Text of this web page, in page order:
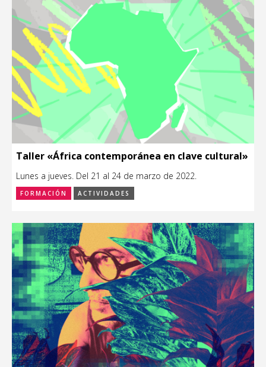
Taller «África contemporánea en clave cultural»
Lunes a jueves. Del 21 al 24 de marzo de 2022.
FORMACIÓN ACTIVIDADES